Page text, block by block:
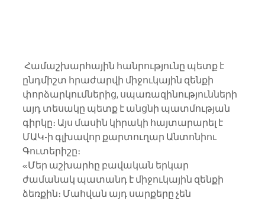
ընդմիշտ հրաժարվի միջուկային զենքի
փորձարկումներից, սպառազինությունների
այդ տեսակը պետք է անցնի պատմության
գիրկը։ Այս մասին կիրակի հայտարարել է
ՄԱԿ-ի գլխավոր քարտուղար Անտոնիու
Գուտերիշը։
«Մեր աշխարհը բավական երկար
ժամանակ պատանդ է միջուկային զենքի
ձեռքին։ Մահվան այդ սարքերը չեն